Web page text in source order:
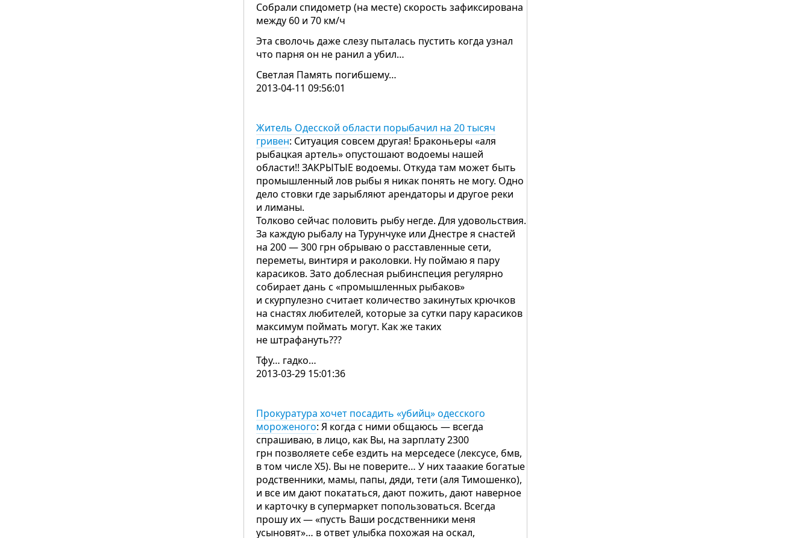
Собрали спидометр (на месте) скорость зафиксирована
между 60 и 70 км/ч
Эта сволочь даже слезу пыталась пустить когда узнал
что парня он не ранил а убил…
Светлая Память погибшему…
2013-04-11 09:56:01
Житель Одесской области порыбачил на 20 тысяч
гривен: Ситуация совсем другая! Браконьеры «аля
рыбацкая артель» опустошают водоемы нашей
области!! ЗАКРЫТЫЕ водоемы. Откуда там может быть
промышленный лов рыбы я никак понять не могу. Одно
дело стовки где зарыбляют арендаторы и другое реки
и лиманы.
Толково сейчас половить рыбу негде. Для удовольствия.
За каждую рыбалу на Турунчуке или Днестре я снастей
на 200 — 300 грн обрываю о расставленные сети,
переметы, винтиря и раколовки. Ну поймаю я пару
карасиков. Зато доблесная рыбинспеция регулярно
собирает дань с «промышленных рыбаков»
и скурпулезно считает количество закинутых крючков
на снастях любителей, которые за сутки пару карасиков
максимум поймать могут. Как же таких
не штрафануть???
Тфу… гадко…
2013-03-29 15:01:36
Прокуратура хочет посадить «убийц» одесского
мороженого: Я когда с ними общаюсь — всегда
спрашиваю, в лицо, как Вы, на зарплату 2300
грн позволяете себе ездить на мерседесе (лексусе, бмв,
в том числе Х5). Вы не поверите… У них тааакие богатые
родственники, мамы, папы, дяди, тети (аля Тимошенко),
и все им дают покататься, дают пожить, дают наверное
и карточку в супермаркет попользоваться. Всегда
прошу их — «пусть Ваши росдственники меня
усыновят»… в ответ улыбка похожая на оскал,